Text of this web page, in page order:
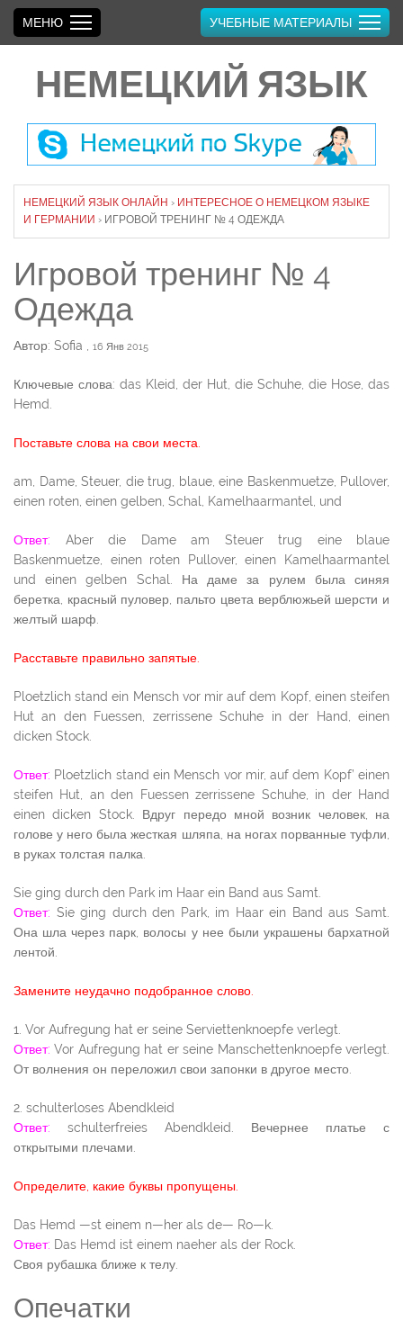
НЕМЕЦКИЙ ЯЗЫК
МЕНЮ УЧЕБНЫЕ МАТЕРИАЛЫ
НЕМЕЦКИЙ ЯЗЫК ОНЛАЙН › ИНТЕРЕСНОЕ О НЕМЕЦКОМ ЯЗЫКЕ
И ГЕРМАНИИ › ИГРОВОЙ ТРЕНИНГ № 4 ОДЕЖДА
Игровой тренинг № 4
Одежда
Автор: Sofia , 16 Янв 2015
Ключевые слова: das Kleid, der Hut, die Schuhe, die Hose, das
Hemd.
Поставьте слова на свои места.
am, Dame, Steuer, die trug, blaue, eine Baskenmuetze, Pullover,
einen roten, einen gelben, Schal, Kamelhaarmantel, und
Ответ: Aber die Dame am Steuer trug eine blaue
Baskenmuetze, einen roten Pullover, einen Kamelhaarmantel
und einen gelben Schal. На даме за рулем была синяя
беретка, красный пуловер, пальто цвета верблюжьей шерсти и
желтый шарф.
Расставьте правильно запятые.
Ploetzlich stand ein Mensch vor mir auf dem Kopf, einen steifen
Hut an den Fuessen, zerrissene Schuhe in der Hand, einen
dicken Stock.
Ответ: Ploetzlich stand ein Mensch vor mir, auf dem Kopf’ einen
steifen Hut, an den Fuessen zerrissene Schuhe, in der Hand
einen dicken Stock. Вдруг передо мной возник человек, на
голове у него была жесткая шляпа, на ногах порванные туфли,
в руках толстая палка.
Sie ging durch den Park im Haar ein Band aus Samt.
Ответ: Sie ging durch den Park, im Haar ein Band aus Samt.
Она шла через парк, волосы у нее были украшены бархатной
лентой.
Замените неудачно подобранное слово.
1. Vor Aufregung hat er seine Serviettenknoepfe verlegt.
Ответ: Vor Aufregung hat er seine Manschettenknoepfe verlegt.
От волнения он переложил свои запонки в другое место.
2. schulterloses Abendkleid
Ответ: schulterfreies Abendkleid. Вечернее платье с
открытыми плечами.
Определите, какие буквы пропущены.
Das Hemd —st einem n—her als de— Ro—k.
Ответ: Das Hemd ist einem naeher als der Rock.
Своя рубашка ближе к телу.
Опечатки